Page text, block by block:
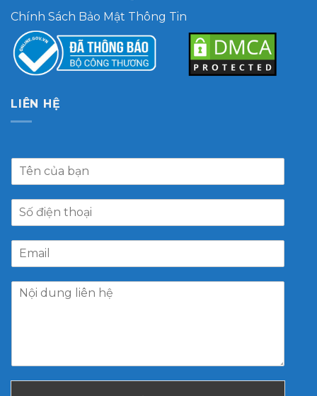
Chính Sách Bảo Mật Thông Tin
LIÊN HỆ